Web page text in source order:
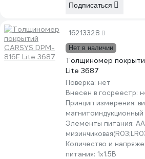
Подписаться
16213328
Нет в наличии
Толщиномер
Lite 3687
Поверка: нет
Внесен в госреестр:
Принцип измерения:
магнитоиндукционный
Элементы питания:
Количество и
питания: 1х1.5B